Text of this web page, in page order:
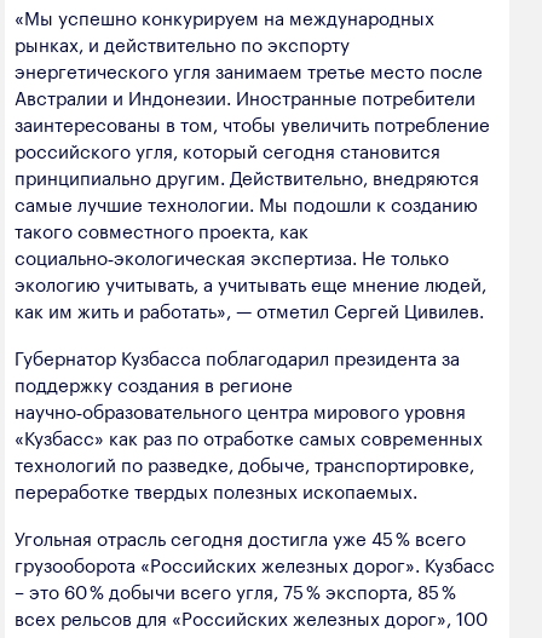
«Мы успешно конкурируем на международных
рынках, и действительно по экспорту
энергетического угля занимаем третье место после
Австралии и Индонезии. Иностранные потребители
заинтересованы в том, чтобы увеличить потребление
российского угля, который сегодня становится
принципиально другим. Действительно, внедряются
самые лучшие технологии. Мы подошли к созданию
такого совместного проекта, как
социально‑экологическая экспертиза. Не только
экологию учитывать, а учитывать еще мнение людей,
как им жить и работать», — отметил Сергей Цивилев.
Губернатор Кузбасса поблагодарил президента за
поддержку создания в регионе
научно‑образовательного центра мирового уровня
«Кузбасс» как раз по отработке самых современных
технологий по разведке, добыче, транспортировке,
переработке твердых полезных ископаемых.
Угольная отрасль сегодня достигла уже 45 % всего
грузооборота «Российских железных дорог». Кузбасс
– это 60 % добычи всего угля, 75 % экспорта, 85 %
всех рельсов для «Российских железных дорог», 100